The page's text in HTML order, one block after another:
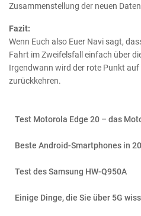
Zusammenstellung der neuen
Fazit:
Wenn Euch also Euer Navi sagt,
Fahrt im Zweifelsfall einfach über
Irgendwann wird der rote Punkt auf
zurückkehren.
Test Motorola Edge 20 – das
Beste Android-Smartphones in
Test des Samsung HW-Q950A
Einige Dinge, die Sie über 5G